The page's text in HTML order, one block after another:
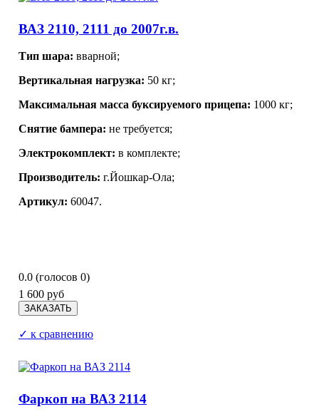
ВАЗ 2110, 2111 до 2007г.в.
Тип шара: вварной;
Вертикальная нагрузка: 50 кг;
Максимальная масса буксируемого прицепа: 1000 кг;
Снятие бампера: не требуется;
Электрокомплект: в комплекте;
Производитель: г.Йошкар-Ола;
Артикул: 60047.
0.0 (голосов 0)
1 600 руб
✓ к сравнению
Фаркоп на ВАЗ 2114